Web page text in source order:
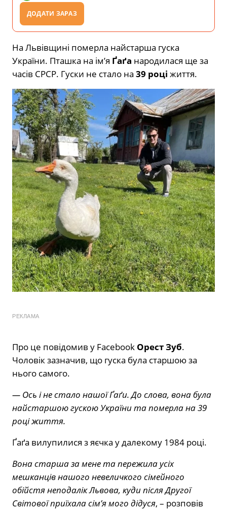
ДОДАТИ ЗАРАЗ
На Львівщині померла найстарша гуска
України. Пташка на ім’я Ґаґа народилася ще за
часів СРСР. Гуски не стало на 39 році життя.
РЕКЛАМА
Про це повідомив у Facebook Орест Зуб.
Чоловік зазначив, що гуска була старшою за
нього самого.
— Ось і не стало нашої Ґаґи. До слова, вона була
найстаршою гускою України та померла на 39
році життя.
Ґаґа вилупилися з яєчка у далекому 1984 році.
Вона старша за мене та пережила усіх
мешканців нашого невеличкого сімейного
обійстя неподалік Львова, куди після Другої
Світової приїхала сімʼя мого дідуся, – розповів